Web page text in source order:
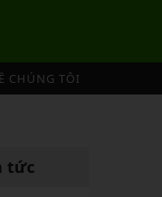
CHÚNG TÔI
tức